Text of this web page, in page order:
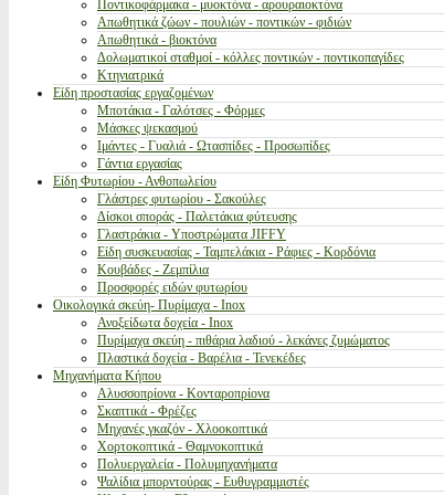
Ποντικοφάρμακα - μυοκτόνα - αρουραιοκτόνα
Απωθητικά ζώων - πουλιών - ποντικών - φιδιών
Απωθητικά - βιοκτόνα
Δολωματικοί σταθμοί - κόλλες ποντικών - ποντικοπαγίδες
Κτηνιατρικά
Είδη προστασίας εργαζομένων
Μποτάκια - Γαλότσες - Φόρμες
Μάσκες ψεκασμού
Ιμάντες - Γυαλιά - Ωτασπίδες - Προσωπίδες
Γάντια εργασίας
Είδη Φυτωρίου - Ανθοπωλείου
Γλάστρες φυτωρίου - Σακούλες
Δίσκοι σποράς - Παλετάκια φύτευσης
Γλαστράκια - Υποστρώματα JIFFY
Είδη συσκευασίας - Ταμπελάκια - Ράφιες - Κορδόνια
Κουβάδες - Ζεμπίλια
Προσφορές ειδών φυτωρίου
Οικολογικά σκεύη- Πυρίμαχα - Inox
Ανοξείδωτα δοχεία - Inox
Πυρίμαχα σκεύη - πιθάρια λαδιού - λεκάνες ζυμώματος
Πλαστικά δοχεία - Βαρέλια - Τενεκέδες
Μηχανήματα Κήπου
Αλυσσοπρίονα - Κονταροπρίονα
Σκαπτικά - Φρέζες
Μηχανές γκαζόν - Χλοοκοπτικά
Χορτοκοπτικά - Θαμνοκοπτικά
Πολυεργαλεία - Πολυμηχανήματα
Ψαλίδια μπορντούρας - Ευθυγραμμιστές